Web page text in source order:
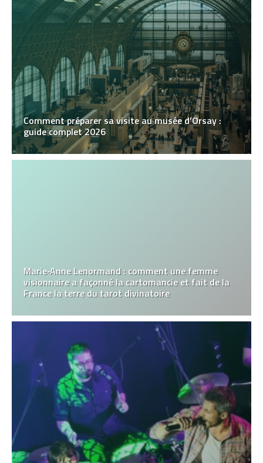
Comment préparer sa visite au musée d’Orsay :
guide complet 2026
Marie‑Anne Lenormand : comment une femme
visionnaire a façonné la cartomancie et fait de la
France la terre du tarot divinatoire